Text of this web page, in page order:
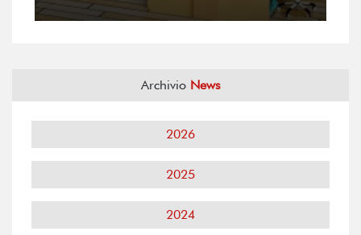
Archivio News
2026
2025
2024